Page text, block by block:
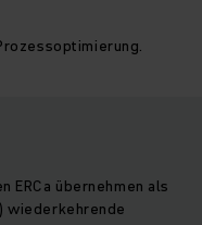
ERCa übernehmen als
wiederkehrende